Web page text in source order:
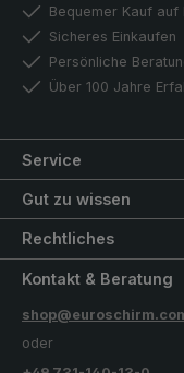
Bequemer Kauf auf
Sicheres Einkaufen
Persönliche
Über 100 Jahre
Service
Gut zu wissen
Rechtliches
Kontakt & Beratung
oder